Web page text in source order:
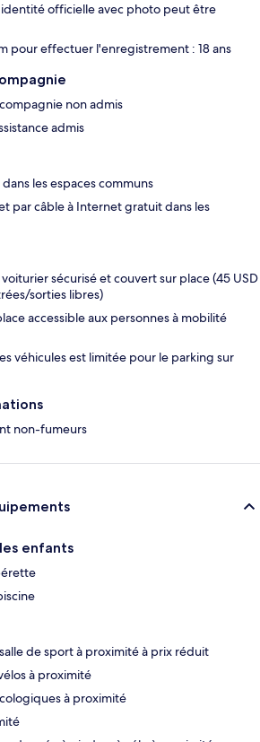
officielle avec photo peut être
pour effectuer l'enregistrement : 18 ans
non admis
admis
les espaces communs
par câble à Internet gratuit dans les
voiturier sécurisé et couvert sur place (45 USD
sorties libres)
accessible aux personnes à mobilité
véhicules est limitée pour le parking sur
non-fumeurs
enfants
de sport à proximité à prix réduit
à proximité
à proximité